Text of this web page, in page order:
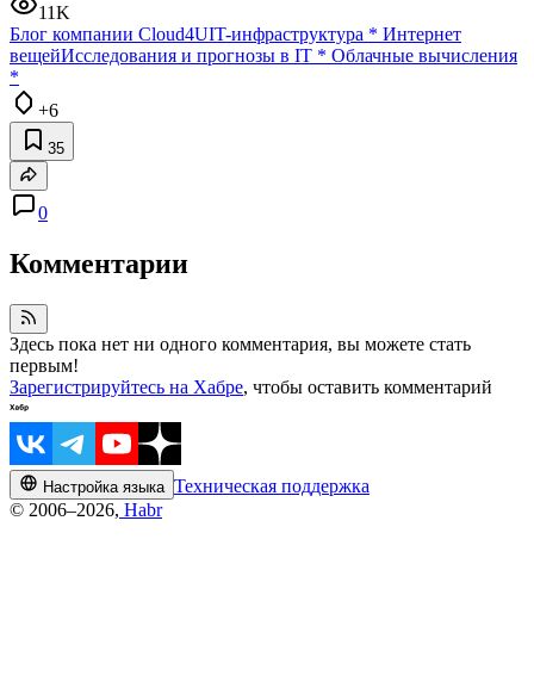
11K
Блог компании Cloud4UIT-инфраструктура * Интернет
вещейИсследования и прогнозы в IT * Облачные вычисления
*
+6
35
0
Комментарии
Здесь пока нет ни одного комментария, вы можете стать
первым!
Зарегистрируйтесь на Хабре, чтобы оставить комментарий
Настройка языка Техническая поддержка
© 2006–2026, Habr